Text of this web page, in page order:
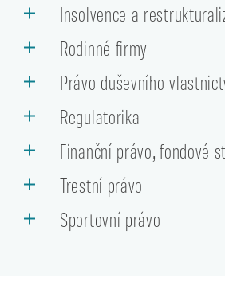
Insolvence a
Rodinné firmy
Právo duševního
Regulatorika
Finanční právo, fondové
Trestní právo
Sportovní právo